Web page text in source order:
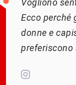
Ecco perché
donne e
preferiscono